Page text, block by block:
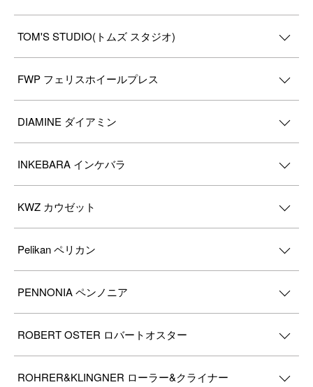
TOM'S STUDIO(トムズ スタジオ)
FWP フェリスホイールプレス
DIAMINE ダイアミン
INKEBARA インケバラ
KWZ カウゼット
Pelikan ペリカン
PENNONIA ペンノニア
ROBERT OSTER ロバートオスター
ROHRER&KLINGNER ローラー&クライナー